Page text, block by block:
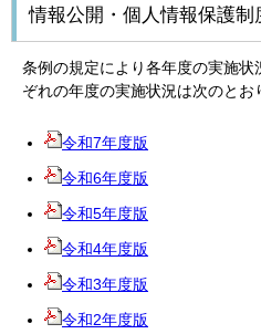
情報公開・個人情報保護
条例の規定により各年度の実施
ぞれの年度の実施状況は次のとお
令和7年度版
令和6年度版
令和5年度版
令和4年度版
令和3年度版
令和2年度版